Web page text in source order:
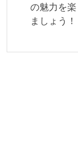
の魅力を
ましょう！